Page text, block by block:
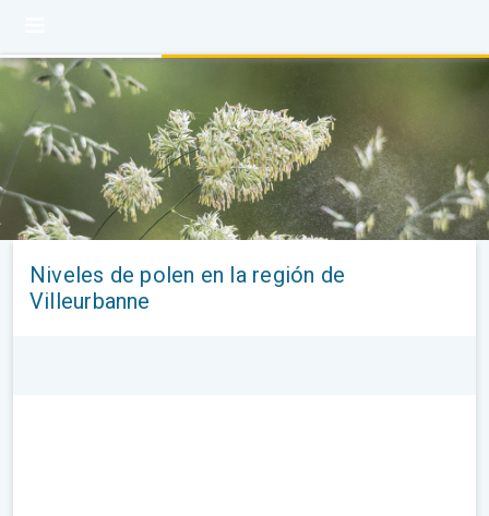
Niveles de polen en la región de
Villeurbanne